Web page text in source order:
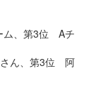
、第3位 Aチ
ん、第3位 阿